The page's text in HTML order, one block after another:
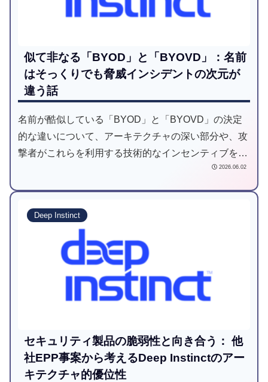
似て非なる「BYOD」と「BYOVD」：名前
はそっくりでも脅威インシデントの次元が
違う話
名前が酷似している「BYOD」と「BYOVD」の決定
的な違いについて、アーキテクチャの深い部分や、攻
撃者がこれらを利用する技術的なインセンティブを交
えながら、私の本音と実務経験ベースで徹底的に解説
2026.06.02
Deep Instinct
セキュリティ製品の脆弱性と向き合う： 他
社EPP事案から考えるDeep Instinctのアー
キテクチャ的優位性